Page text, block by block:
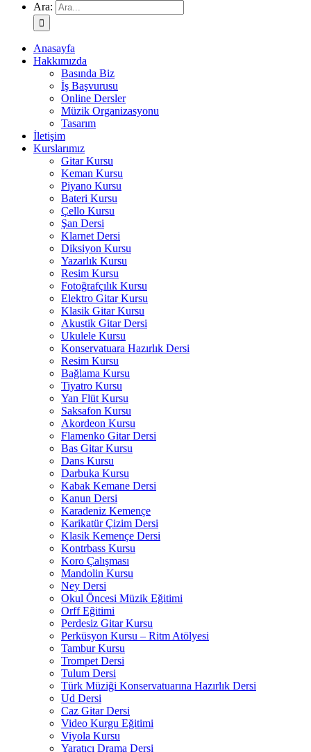
Ara:
Anasayfa
Hakkımızda
Basında Biz
İş Başvurusu
Online Dersler
Müzik Organizasyonu
Tasarım
İletişim
Kurslarımız
Gitar Kursu
Keman Kursu
Piyano Kursu
Bateri Kursu
Çello Kursu
Şan Dersi
Klarnet Dersi
Diksiyon Kursu
Yazarlık Kursu
Resim Kursu
Fotoğrafçılık Kursu
Elektro Gitar Kursu
Klasik Gitar Kursu
Akustik Gitar Dersi
Ukulele Kursu
Konservatuara Hazırlık Dersi
Resim Kursu
Bağlama Kursu
Tiyatro Kursu
Yan Flüt Kursu
Saksafon Kursu
Akordeon Kursu
Flamenko Gitar Dersi
Bas Gitar Kursu
Dans Kursu
Darbuka Kursu
Kabak Kemane Dersi
Kanun Dersi
Karadeniz Kemençe
Karikatür Çizim Dersi
Klasik Kemençe Dersi
Kontrbass Kursu
Koro Çalışması
Mandolin Kursu
Ney Dersi
Okul Öncesi Müzik Eğitimi
Orff Eğitimi
Perdesiz Gitar Kursu
Perküsyon Kursu – Ritm Atölyesi
Tambur Kursu
Trompet Dersi
Tulum Dersi
Türk Müziği Konservatuarına Hazırlık Dersi
Ud Dersi
Caz Gitar Dersi
Video Kurgu Eğitimi
Viyola Kursu
Yaratıcı Drama Dersi